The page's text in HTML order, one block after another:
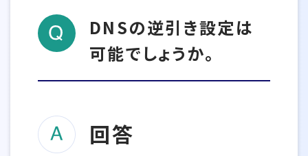
DNSの逆引き設定は
可能でしょうか。
回答